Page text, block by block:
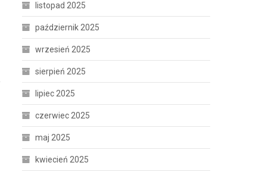
listopad 2025
październik 2025
wrzesień 2025
sierpień 2025
lipiec 2025
czerwiec 2025
maj 2025
kwiecień 2025